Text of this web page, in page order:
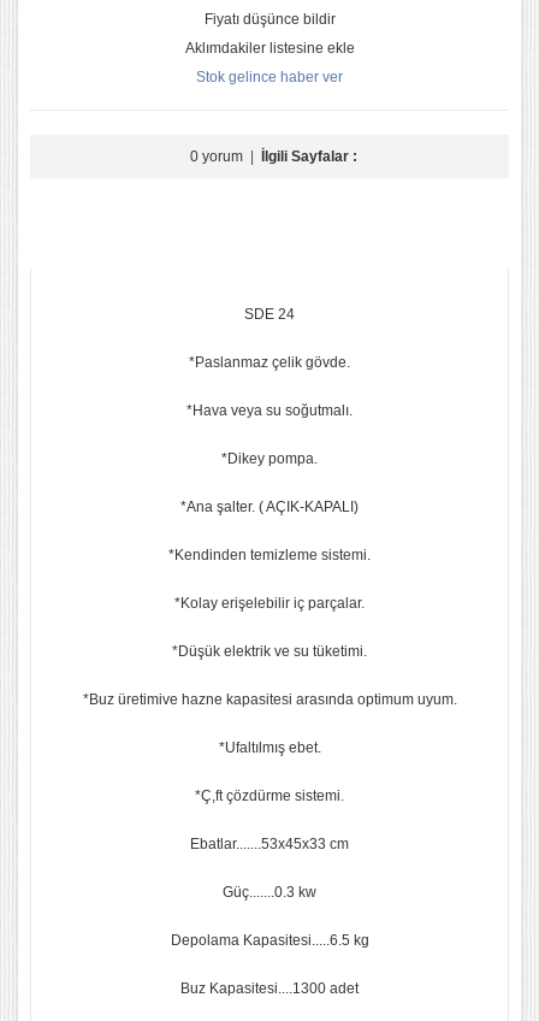
Fiyatı düşünce bildir
Aklımdakiler listesine ekle
Stok gelince haber ver
0 yorum| İlgili Sayfalar :
SDE 24
*Paslanmaz çelik gövde.
*Hava veya su soğutmalı.
*Dikey pompa.
*Ana şalter. ( AÇIK-KAPALI)
*Kendinden temizleme sistemi.
*Kolay erişelebilir iç parçalar.
*Düşük elektrik ve su tüketimi.
*Buz üretimive hazne kapasitesi arasında optimum uyum.
*Ufaltılmış ebet.
*Ç,ft çözdürme sistemi.
Ebatlar.......53x45x33 cm
Güç.......0.3 kw
Depolama Kapasitesi.....6.5 kg
Buz Kapasitesi....1300 adet